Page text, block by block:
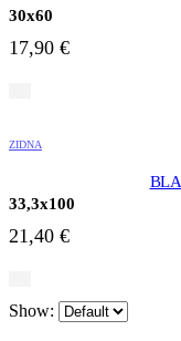
30x60
17,90 €
ZIDNA
33,3x100
21,40 €
Show: